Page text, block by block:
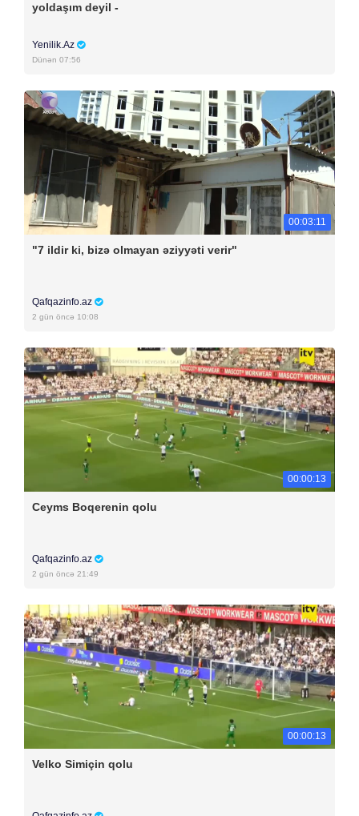
yoldaşım deyil -
Yenilik.Az
Dünən 07:56
00:03:11
"7 ildir ki, bizə olmayan əziyyəti verir"
Qafqazinfo.az
2 gün öncə 10:08
00:00:13
Ceyms Boqerenin qolu
Qafqazinfo.az
2 gün öncə 21:49
00:00:13
Velko Simiçin qolu